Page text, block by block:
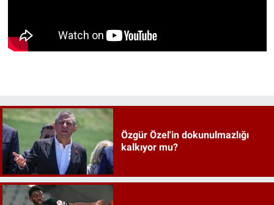
Özgür Özel'in dokunulmazlığı
kalkıyor mu?